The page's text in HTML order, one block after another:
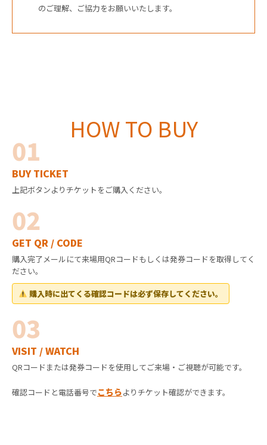
のご理解、ご協力をお願いいたします。
HOW TO BUY
01
BUY TICKET
上記ボタンよりチケットをご購入ください。
02
GET QR / CODE
購入完了メールにて来場用QRコードもしくは発券コードを取得してく
ださい。
購入時に出てくる確認コードは必ず保存してください。
03
VISIT / WATCH
QRコードまたは発券コードを使用してご来場・ご視聴が可能です。
確認コードと電話番号でこちらよりチケット確認ができます。